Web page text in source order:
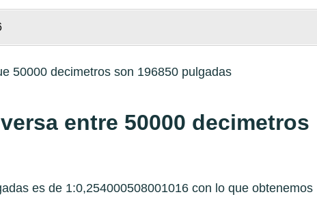
50000 decimetros son 196850 pulgadas
entre 50000 decimetros
es de 1:0,254000508001016 con lo que obtenemos